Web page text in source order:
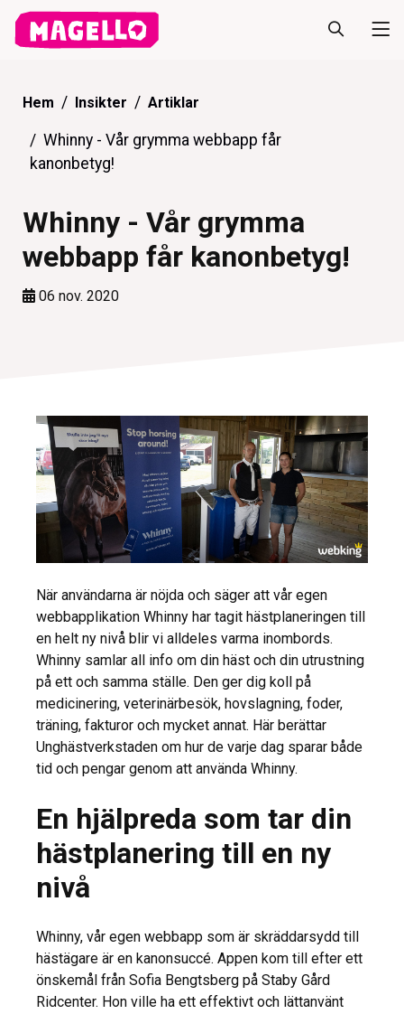
Hem Insikter Artiklar
Whinny - Vår grymma webbapp får
kanonbetyg!
Whinny - Vår grymma
webbapp får kanonbetyg!
06 nov. 2020
När användarna är nöjda och säger att vår egen
webbapplikation Whinny har tagit hästplaneringen till
en helt ny nivå blir vi alldeles varma inombords.
Whinny samlar all info om din häst och din utrustning
på ett och samma ställe. Den ger dig koll på
medicinering, veterinärbesök, hovslagning, foder,
träning, fakturor och mycket annat. Här berättar
Unghästverkstaden om hur de varje dag sparar både
tid och pengar genom att använda Whinny.
En hjälpreda som tar din
hästplanering till en ny
nivå
Whinny, vår egen webbapp som är skräddarsydd till
hästägare är en kanonsuccé. Appen kom till efter ett
önskemål från Sofia Bengtsberg på Staby Gård
Ridcenter. Hon ville ha ett effektivt och lättanvänt